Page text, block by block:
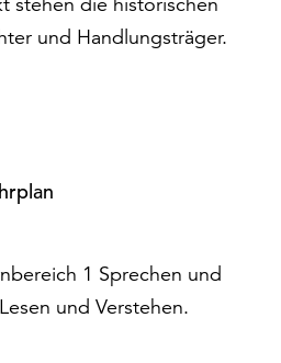
und Handlungsträger.
1 Sprechen und
und Verstehen.